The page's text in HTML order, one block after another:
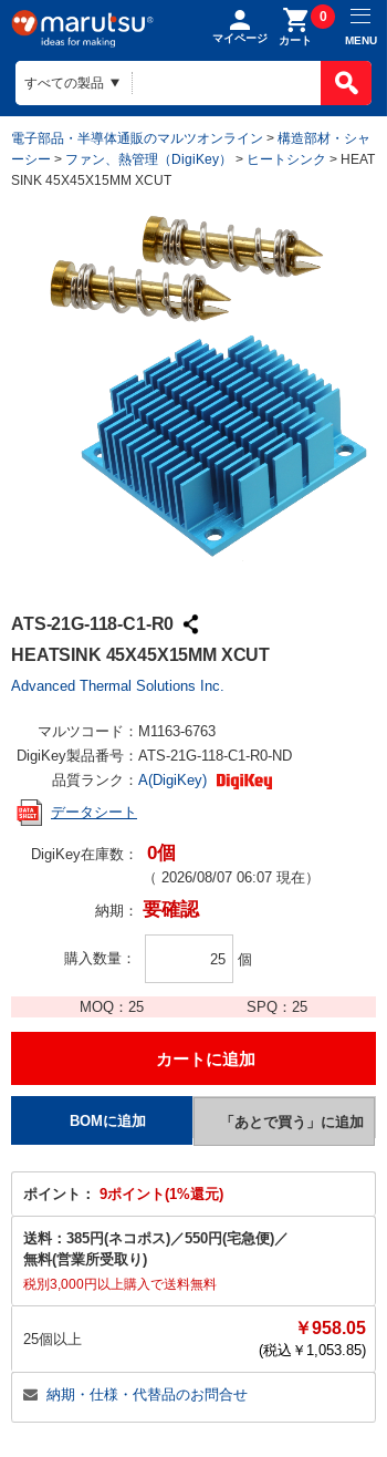
マイページ カート
0
MENU
電子部品・半導体通販のマルツオンライン > 構造部材・シャ
ーシー > ファン、熱管理（DigiKey） > ヒートシンク > HEAT
SINK 45X45X15MM XCUT
ATS-21G-118-C1-R0
HEATSINK 45X45X15MM XCUT
Advanced Thermal Solutions Inc.
マルツコード： M1163-6763
DigiKey製品番号： ATS-21G-118-C1-R0-ND
品質ランク： A(DigiKey)
データシート
DigiKey在庫数： 0個
（ 2026/08/07 06:07 現在）
納期： 要確認
購入数量 個
MOQ： 25 SPQ：25
ポイント： 9ポイント(1%還元)
送料： 385円(ネコポス)／550円(宅急便)／
無料(営業所受取り)
税別3,000円以上購入で送料無料
25個以上
￥958.05
(税込￥ 1,053.85)
納期・仕様・代替品のお問合せ